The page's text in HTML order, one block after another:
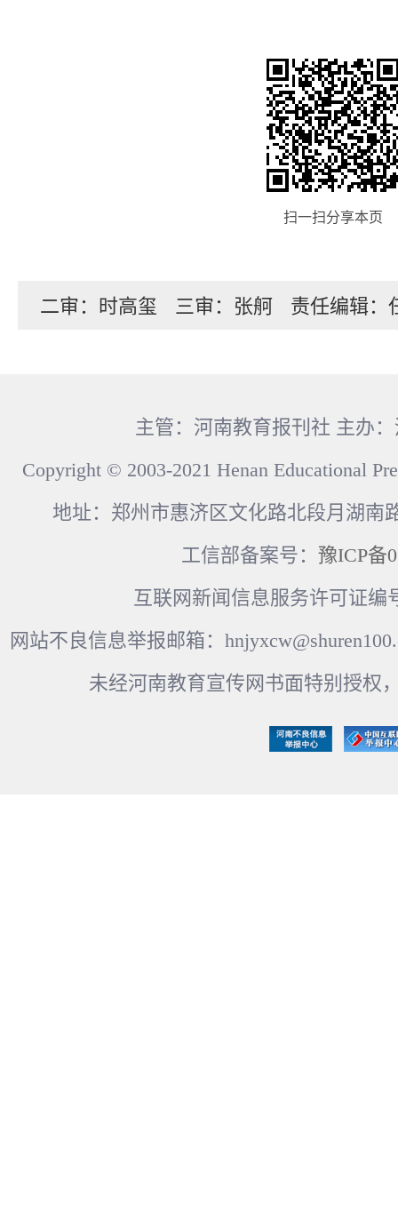
扫一扫分享本页
二审：时高玺 三审：张舸 责任编辑：
主管：河南教育报刊社 主办
Copyright © 2003-2021 Henan Educational
地址：郑州市惠济区文化路北段月湖南
工信部备案号： 豫ICP备
互联网新闻信息服务许可证编
网站不良信息举报邮箱：
未经河南教育宣传网书面特别授权